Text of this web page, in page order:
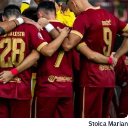
Stoica Marian